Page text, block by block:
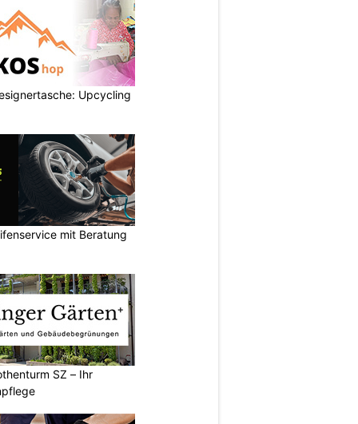
Upcycling
mit Beratung
SZ – Ihr